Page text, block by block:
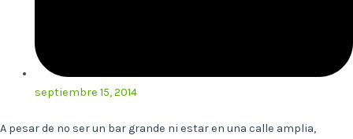
septiembre 15, 2014
A pesar de no ser un bar grande ni estar en una calle amplia,